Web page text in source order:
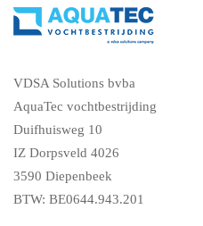
VDSA Solutions bvba
AquaTec vochtbestrijding
Duifhuisweg 10
IZ Dorpsveld 4026
3590 Diepenbeek
BTW: BE0644.943.201